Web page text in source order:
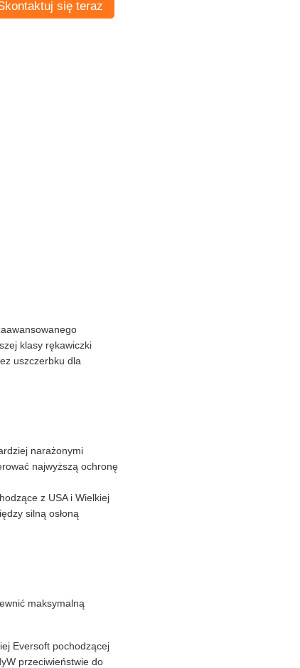
się teraz
klasy rękawiczki
uszczerbku dla
narażonymi
najwyższą ochronę
z USA i Wielkiej
silną osłoną
maksymalną
Eversoft pochodzącej
przeciwieństwie do